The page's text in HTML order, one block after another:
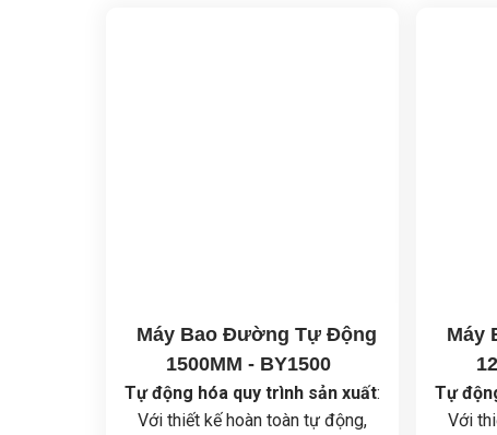
Máy Bao Đường Tự Động
1500MM - BY1500
Tự động hóa quy trình sản xuất:
Với thiết kế hoàn toàn tự động,
Máy
Tự
Với